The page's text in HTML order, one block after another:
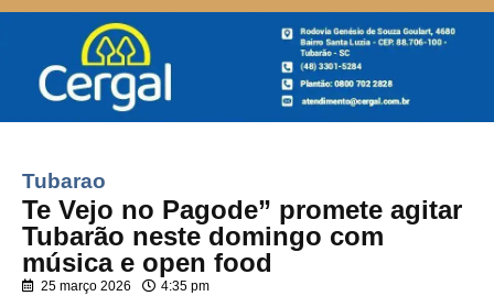
Tubarao
Te Vejo no Pagode” promete agitar
Tubarão neste domingo com
música e open food
25 março 2026 4:35 pm